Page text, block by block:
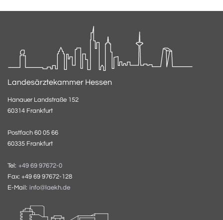
Landesärztekammer Hessen
Hanauer Landstraße 152
60314 Frankfurt
Postfach 60 05 66
60335 Frankfurt
Tel: +49 69 97672-0
Fax: +49 69 97672-128
E-Mail: info@laekh.de